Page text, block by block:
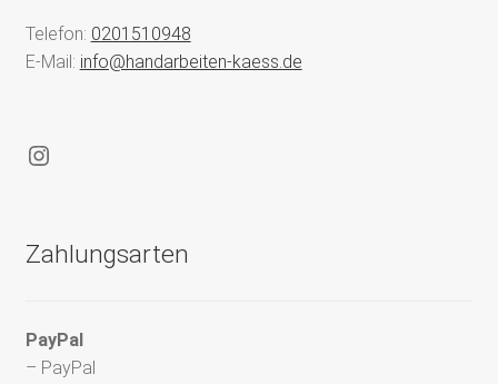
Telefon: 0201510948
E-Mail: info@handarbeiten-kaess.de
Instagram
Zahlungsarten
PayPal
– PayPal